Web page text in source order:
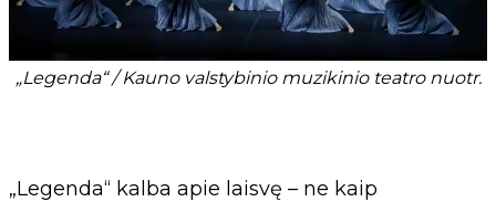
„Legenda“ / Kauno valstybinio muzikinio teatro nuotr.
„Legenda“ kalba apie laisvę – ne kaip